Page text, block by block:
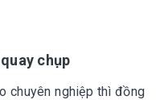
chụp
nghiệp thì đồng